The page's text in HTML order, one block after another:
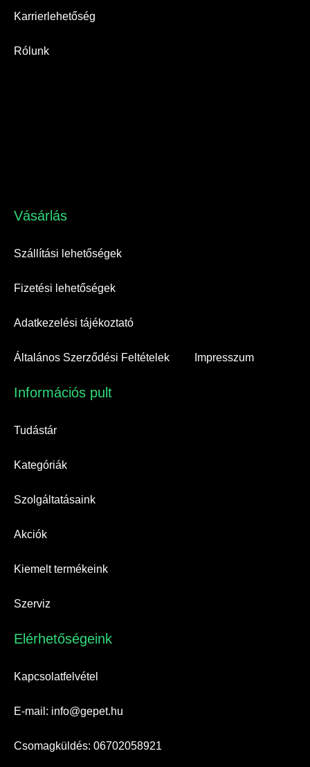
Karrierlehetőség
Rólunk
Vásárlás​
Szállítási lehetőségek
Fizetési lehetőségek
Adatkezelési tájékoztató
Általános Szerződési Feltételek Impresszum
Információs pult​
Tudástár
Kategóriák
Szolgáltatásaink
Akciók
Kiemelt termékeink
Szerviz
Elérhetőségeink​
Kapcsolatfelvétel
E-mail: info@gepet.hu
Csomagküldés: 06702058921